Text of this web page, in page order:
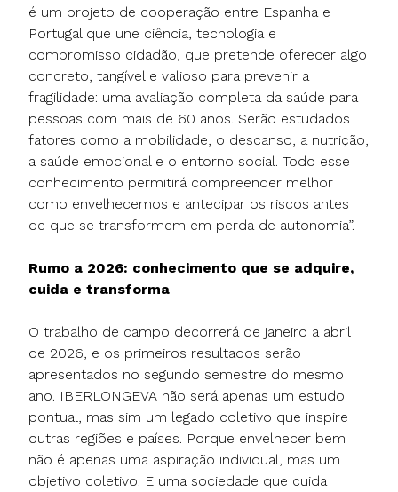
é um projeto de cooperação entre Espanha e
Portugal que une ciência, tecnologia e
compromisso cidadão, que pretende oferecer algo
concreto, tangível e valioso para prevenir a
fragilidade: uma avaliação completa da saúde para
pessoas com mais de 60 anos. Serão estudados
fatores como a mobilidade, o descanso, a nutrição,
a saúde emocional e o entorno social. Todo esse
conhecimento permitirá compreender melhor
como envelhecemos e antecipar os riscos antes
de que se transformem em perda de autonomia”.
Rumo a 2026: conhecimento que se adquire,
cuida e transforma
O trabalho de campo decorrerá de janeiro a abril
de 2026, e os primeiros resultados serão
apresentados no segundo semestre do mesmo
ano. IBERLONGEVA não será apenas um estudo
pontual, mas sim um legado coletivo que inspire
outras regiões e países. Porque envelhecer bem
não é apenas uma aspiração individual, mas um
objetivo coletivo. E uma sociedade que cuida